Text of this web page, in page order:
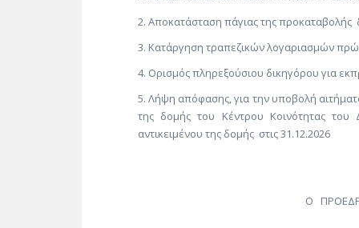
Αποκατάσταση πάγιας της
Κατάργηση τραπεζικών λογαριασμών
Ορισμός πληρεξούσιου δικηγόρου για
Λήψη απόφασης, για την υποβολή
της δομής του Κέντρου Κοινότητας
αντικειμένου της δομής στις 31.12.2026
Ο